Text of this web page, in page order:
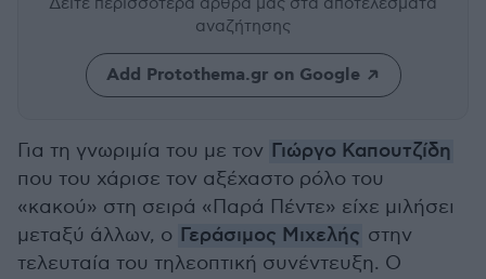
αναζήτησης
Add Protothema.gr on Google
Για τη γνωριμία του με τον Γιώργο Καπουτζίδη
που του χάρισε τον αξέχαστο ρόλο του
«κακού» στη σειρά «Παρά Πέντε» είχε μιλήσει
μεταξύ άλλων, ο Γεράσιμος Μιχελής στην
τελευταία του τηλεοπτική συνέντευξη. Ο